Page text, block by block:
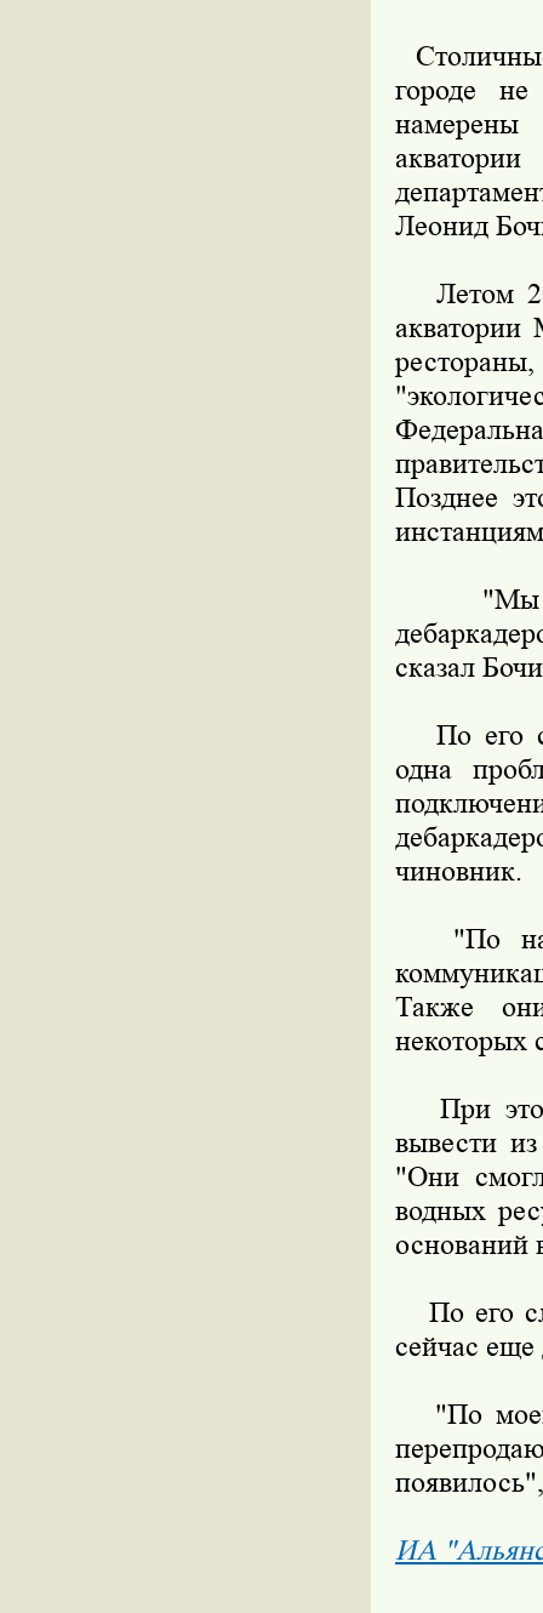
городе
Леонид
Летом
акватории
Позднее
"Мы
сказал
По его
одна
чиновник.
"По
Также
некоторых
При
вывести
"Они
водных
оснований
По его
сейчас еще
"По моей
ИА